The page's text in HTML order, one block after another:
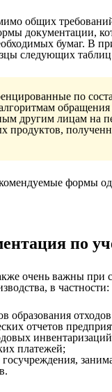
общих требований
документации,
бумаг. В
следующих
по
другим лицам на
продуктов,
формы
по
очень важны при
в частности:
образования
отчетов
платежей;